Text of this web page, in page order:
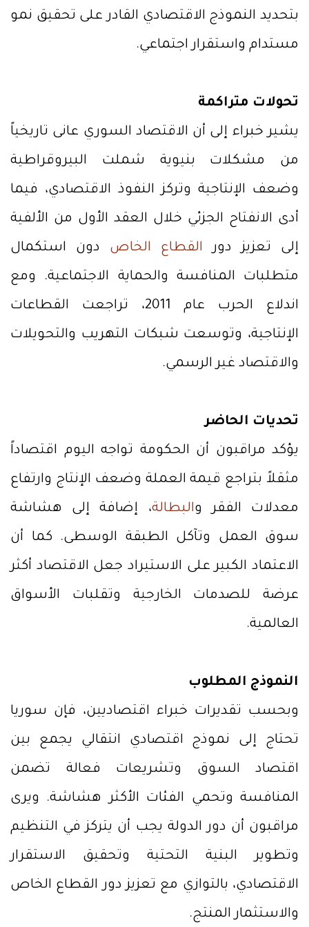
بتحديد النموذج الاقتصادي القادر على تحقيق نمو
مستدام واستقرار اجتماعي.
تحولات متراكمة
يشير خبراء إلى أن الاقتصاد السوري عانى تاريخياً
من مشكلات بنيوية شملت البيروقراطية
وضعف الإنتاجية وتركز النفوذ الاقتصادي، فيما
أدى الانفتاح الجزئي خلال العقد الأول من الألفية
إلى تعزيز دور القطاع الخاص دون استكمال
متطلبات المنافسة والحماية الاجتماعية. ومع
اندلاع الحرب عام 2011، تراجعت القطاعات
الإنتاجية، وتوسعت شبكات التهريب والتحويلات
والاقتصاد غير الرسمي.
تحديات الحاضر
يؤكد مراقبون أن الحكومة تواجه اليوم اقتصاداً
مثقلاً بتراجع قيمة العملة وضعف الإنتاج وارتفاع
معدلات الفقر والبطالة، إضافة إلى هشاشة
سوق العمل وتآكل الطبقة الوسطى. كما أن
الاعتماد الكبير على الاستيراد جعل الاقتصاد أكثر
عرضة للصدمات الخارجية وتقلبات الأسواق
العالمية.
النموذج المطلوب
وبحسب تقديرات خبراء اقتصاديين، فإن سوريا
تحتاج إلى نموذج اقتصادي انتقالي يجمع بين
اقتصاد السوق وتشريعات فعالة تضمن
المنافسة وتحمي الفئات الأكثر هشاشة. ويرى
مراقبون أن دور الدولة يجب أن يتركز في التنظيم
وتطوير البنية التحتية وتحقيق الاستقرار
الاقتصادي، بالتوازي مع تعزيز دور القطاع الخاص
والاستثمار المنتج.